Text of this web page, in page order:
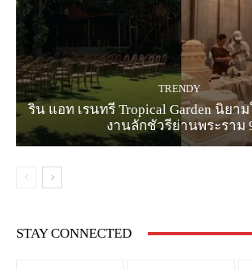
TRENDY
ริน แอท เรนทรี Tropical Garden นิยา
งานลักชัวรีย่านพระราม
STAY CONNECTED